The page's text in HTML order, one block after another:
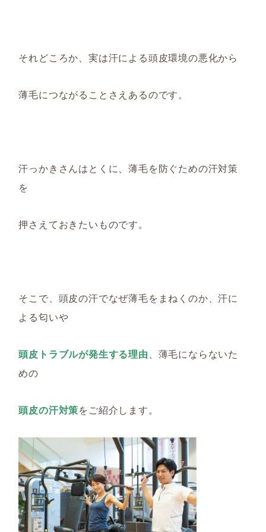
それどころか、実は汗による頭皮環境の悪化から
薄毛につながる こと さえ あるのです。
汗っかきさんはとくに、薄毛を防ぐための汗対策
を
押さえておきたいものです。
そこで、 頭皮の汗でなぜ薄毛をまねく のか、汗に
よる匂いや
頭皮トラブルが発生する理由、 薄毛にならないた
めの
頭皮の汗対策をご紹介します。